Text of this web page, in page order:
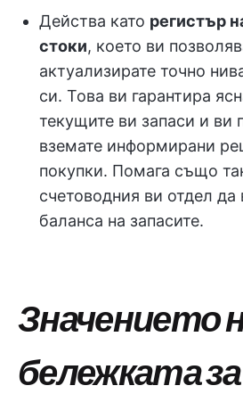
Действа като регистър
стоки, което ви
актуализирате точно
си. Това ви гарантира
текущите ви запаси и ви
вземате информирани
покупки. Помага също
счетоводния ви отдел да
баланса на запасите.
Значението
бележката за